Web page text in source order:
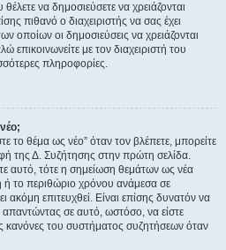
να δημοσιεύσετε να χρειάζονται
πιθανό ο διαχειριστής να σας έχει
οποίων οι δημοσιεύσεις να χρειάζονται
με τον διαχειριστή του
πληροφορίες.
το θέμα ως νέο” όταν τον βλέπετε, μπορείτε
της Δ. Συζήτησης στην πρώτη σελίδα.
αυτό, τότε η σημείωση θεμάτων ως νέα
ή το περιθώριο χρόνου ανάμεσα σε
ακόμη επιτευχθεί. Είναι επίσης δυνατόν να
σε αυτό, ωστόσο, να είστε
κανόνες του συστήματος συζητήσεων όταν